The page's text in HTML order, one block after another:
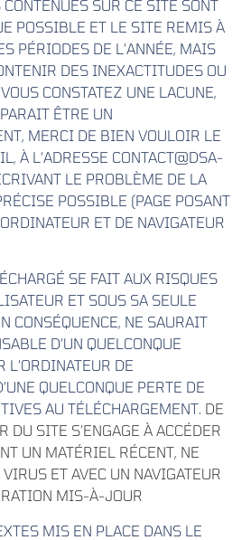
SUR CE SITE SONT
POSSIBLE ET LE SITE REMIS À
PÉRIODES DE L’ANNÉE, MAIS
DES INEXACTITUDES OU
CONSTATEZ UNE LACUNE,
ÊTRE UN
MERCI DE BIEN VOULOIR LE
À L’ADRESSE CONTACT@DSA-
LE PROBLÈME DE LA
POSSIBLE (PAGE POSANT
ET DE NAVIGATEUR
SE FAIT AUX RISQUES
ET SOUS SA SEULE
CONSÉQUENCE, NE SAURAIT
D’UN QUELCONQUE
L’ORDINATEUR DE
QUELCONQUE PERTE DE
AU TÉLÉCHARGEMENT. DE
DU SITE S’ENGAGE À ACCÉDER
UN MATÉRIEL RÉCENT, NE
ET AVEC UN NAVIGATEUR
MIS-À-JOUR
MIS EN PLACE DANS LE